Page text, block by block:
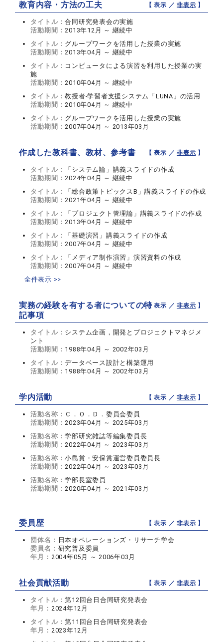
教育内容・方法の工夫 【 表示 ／非表示 】
タイトル：合同研究発表会の実施
活動期間：2013年12月 ～ 継続中
タイトル： グループワークを活用した授業の実施
活動期間：2013年04月 ～ 継続中
タイトル： コンピュータによる演習を利用した授業の実
施
活動期間：2010年04月 ～ 継続中
タイトル：教授者-学習者支援システム「LUNA」の活用
活動期間：2010年04月 ～ 継続中
タイトル： グループワークを活用した授業の実施
活動期間：2007年04月 ～ 2013年03月
作成した教科書、教材、参考書 【 表示 ／非表示 】
タイトル：
「システム論」講義スライドの作成
活動期間：2024年04月 ～ 継続中
タイトル：
「総合政策トピックスB」講義スライドの作成
活動期間：2021年04月 ～ 継続中
タイトル：
「プロジェクト管理論」講義スライドの作成
活動期間：2013年04月 ～ 継続中
タイトル：
「基礎演習」講義スライドの作成
活動期間：2007年04月 ～ 継続中
タイトル：
「メディア制作演習」演習資料の作成
活動期間：2007年04月 ～ 継続中
全件表示 >>
実務の経験を有する者についての特
記事項
【 表示 ／非表示 】
タイトル： システム企画，開発とプロジェクトマネジメ
ント
活動期間： 1988年04月 ～ 2002年03月
タイトル：データベース設計と構築運用
活動期間： 1988年04月 ～ 2002年03月
学内活動 【 表示 ／非表示 】
活動名称： Ｃ．Ｏ．Ｄ．委員会委員
活動期間：2023年04月 ～ 2025年03月
活動名称：学部研究雑誌等編集委員長
活動期間：2022年04月 ～ 2023年03月
活動名称：小島賞・安保賞運営委員委員長
活動期間：2022年04月 ～ 2023年03月
活動名称：学部長室委員
活動期間：2020年04月 ～ 2021年03月
委員歴 【 表示 ／非表示 】
団体名： 日本オペレーションズ・リサーチ学会
委員名： 研究普及委員
年月： 2004年05月 ～ 2006年03月
社会貢献活動 【 表示 ／非表示 】
タイトル：第12回台日合同研究発表会
年月： 2024年12月
タイトル：第11回台日合同研究発表会
年月： 2023年12月